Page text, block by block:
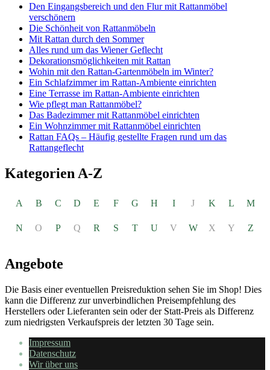
Den Eingangsbereich und den Flur mit Rattanmöbel
verschönern
Die Schönheit von Rattanmöbeln
Mit Rattan durch den Sommer
Alles rund um das Wiener Geflecht
Dekorationsmöglichkeiten mit Rattan
Wohin mit den Rattan-Gartenmöbeln im Winter?
Ein Schlafzimmer im Rattan-Ambiente einrichten
Eine Terrasse im Rattan-Ambiente einrichten
Wie pflegt man Rattanmöbel?
Das Badezimmer mit Rattanmöbel einrichten
Ein Wohnzimmer mit Rattanmöbel einrichten
Rattan FAQs – Häufig gestellte Fragen rund um das
Rattangeflecht
Kategorien A-Z
A B C D E F G H I J K L M
N O P Q R S T U V W X Y Z
Angebote
Die Basis einer eventuellen Preisreduktion sehen Sie im Shop! Dies
kann die Differenz zur unverbindlichen Preisempfehlung des
Herstellers oder Lieferanten sein oder der Statt-Preis als Differenz
zum niedrigsten Verkaufspreis der letzten 30 Tage sein.
Impressum
Datenschutz
Wir über uns